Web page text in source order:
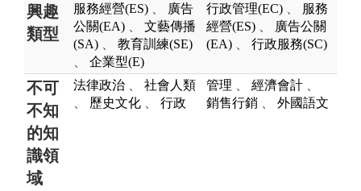
興趣
類型
服務經營(ES)
廣告
公關(EA)
文藝傳播
(SA)
教育訓練(SE)
企業型(E)
行政管理(EC)
服務
經營(ES)
廣告公關
(EA)
行政服務(SC)
不可
不知
的知
識領
域
法律政治
社會人類
歷史文化 行政
管理 經濟會計
銷售行銷
外國語文